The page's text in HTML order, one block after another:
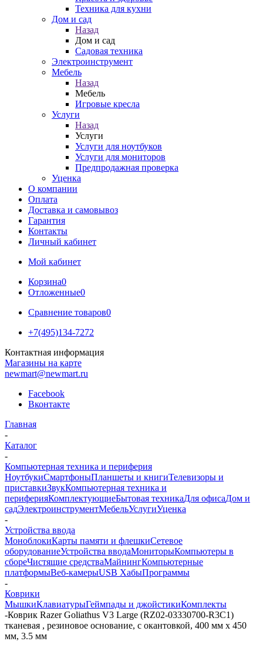
Техника для кухни
Дом и сад
Назад
Дом и сад
Садовая техника
Электроинструмент
Мебель
Назад
Мебель
Игровые кресла
Услуги
Назад
Услуги
Услуги для ноутбуков
Услуги для мониторов
Предпродажная проверка
Уценка
О компании
Оплата
Доставка и самовывоз
Гарантия
Контакты
Личный кабинет
Мой кабинет
Корзина0
Отложенные0
Сравнение товаров0
+7(495)134-7272
Контактная информация
Магазины на карте
newmart@newmart.ru
Facebook
Вконтакте
Главная
-
Каталог
-
Компьютерная техника и периферия
НоутбукиСмартфоныПланшеты и книгиТелевизоры и
приставкиЗвукКомпьютерная техника и
периферияКомплектующиеБытовая техникаДля офисаДом и
садЭлектроинструментМебельУслугиУценка
-
Устройства ввода
МоноблокиКарты памяти и флешкиСетевое
оборудованиеУстройства вводаМониторыКомпьютеры в
сбореЧистящие средстваМайнингКомпьютерные
платформыВеб-камерыUSB ХабыПрограммы
-
Коврики
МышкиКлавиатурыГеймпады и джойстикиКомплекты
-Коврик Razer Goliathus V3 Large (RZ02-03330700-R3C1)
тканевая , резиновое основание, с окантовкой, 400 мм x 450
мм, 3.5 мм